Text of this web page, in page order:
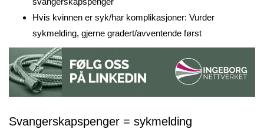
Hvis kvinnen er syk/har komplikasjoner: Vurder
sykmelding, gjerne gradert/avventende først
Svangerskapspenger = sykmelding